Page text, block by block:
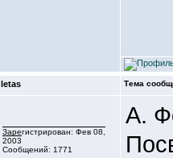
letas Тема
Зарегистрирован: Фев 08,
2003
Сообщений: 1771
A.